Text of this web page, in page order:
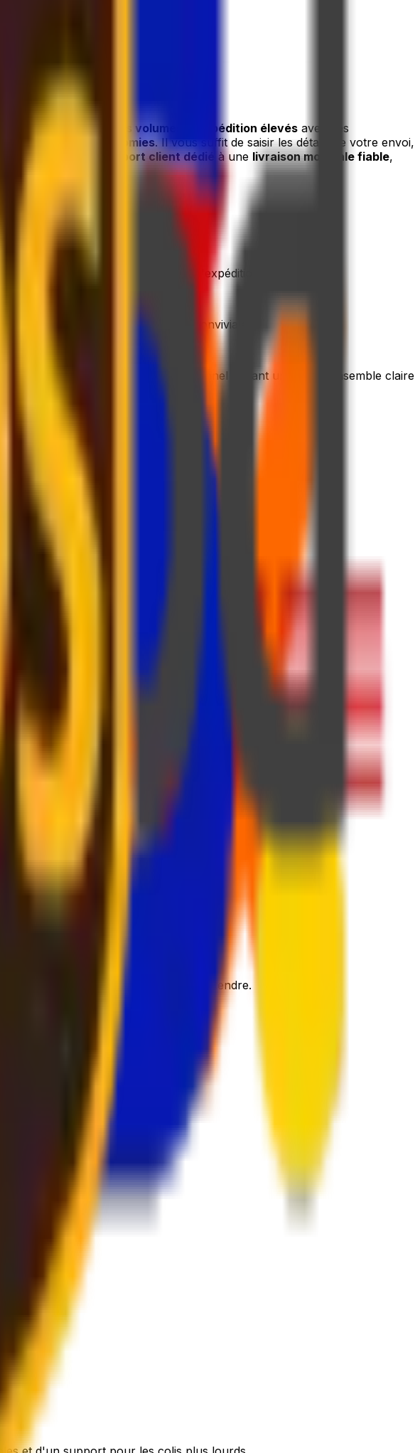
solides et à nos volumes d'expédition élevés avec des
de ces économies. Il vous suffit de saisir les détails de votre envoi,
support client dédié à une livraison mondiale fiable,
tout au long du processus d'expédition
grâce à notre plateforme conviviale
grâce à un tableau de bord personnel offrant une vue d'ensemble claire
pratiques et sécurisés
reste plus qu'à emballer et vous détendre.